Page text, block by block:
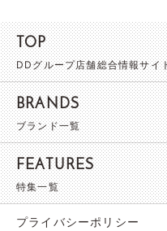
TOP
DDグループ店舗総合情報サイ
BRANDS
ブランド一覧
FEATURES
特集一覧
プライバシーポリシー